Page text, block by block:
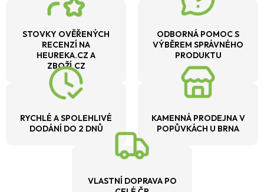
STOVKY OVĚŘENÝCH
RECENZÍ NA
HEUREKA.CZ A
ZBOŽÍ.CZ
ODBORNÁ POMOC S
VÝBĚREM SPRÁVNÉHO
PRODUKTU
RYCHLÉ A SPOLEHLIVÉ
DODÁNÍ DO 2 DNŮ
KAMENNÁ PRODEJNA V
POPŮVKÁCH U BRNA
VLASTNÍ DOPRAVA PO